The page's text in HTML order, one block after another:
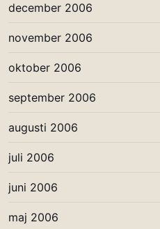
december 2006
november 2006
oktober 2006
september 2006
augusti 2006
juli 2006
juni 2006
maj 2006